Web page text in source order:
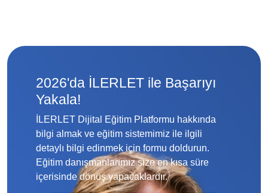
2026'da İLERLET ile Başarıyı
Yakala!
İLERLET Dijital Eğitim Platformu hakkında
bilgi almak ve eğitim sistemimiz ile ilgili
detaylı bilgi edinmek için formu doldurun.
Eğitim danışmanlarımız size en kısa süre
içerisinde dönüş yapacaklardır.